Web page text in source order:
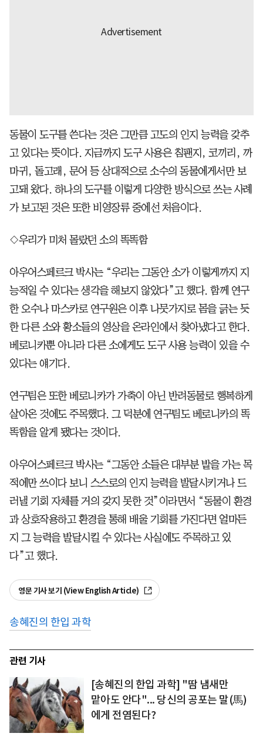
동물이 도구를 쓴다는 것은 그만큼 고도의 인지 능력을 갖추
고 있다는 뜻이다. 지금까지 도구 사용은 침팬지, 코끼리, 까
마귀, 돌고래, 문어 등 상대적으로 소수의 동물에게서만 보
고돼 왔다. 하나의 도구를 이렇게 다양한 방식으로 쓰는 사례
가 보고된 것은 또한 비영장류 중에선 처음이다.
◇우리가 미처 몰랐던 소의 똑똑함
아우어스페르크 박사는 “우리는 그동안 소가 이렇게까지 지
능적일 수 있다는 생각을 해보지 않았다”고 했다. 함께 연구
한 오수나 마스카로 연구원은 이후 나뭇가지로 몸을 긁는 듯
한 다른 소와 황소들의 영상을 온라인에서 찾아냈다고 한다.
베로니카뿐 아니라 다른 소에게도 도구 사용 능력이 있을 수
있다는 얘기다.
연구팀은 또한 베로니카가 가축이 아닌 반려동물로 행복하게
살아온 것에도 주목했다. 그 덕분에 연구팀도 베로니카의 똑
똑함을 알게 됐다는 것이다.
아우어스페르크 박사는 “그동안 소들은 대부분 밭을 가는 목
적에만 쓰이다 보니 스스로의 인지 능력을 발달시키거나 드
러낼 기회 자체를 거의 갖지 못한 것”이라면서 “동물이 환경
과 상호작용하고 환경을 통해 배울 기회를 가진다면 얼마든
지 그 능력을 발달시킬 수 있다는 사실에도 주목하고 있
다”고 했다.
영문 기사 보기 (View English Article)
송혜진의 한입 과학
관련 기사
[송혜진의 한입 과학] "땀 냄새만
맡아도 안다"... 당신의 공포는 말(馬)
에게 전염된다?